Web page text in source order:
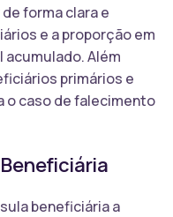
forma clara e
e a proporção em
acumulado. Além
primários e
o caso de falecimento
beneficiária a